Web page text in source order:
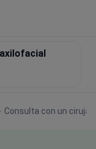
Consulta con un